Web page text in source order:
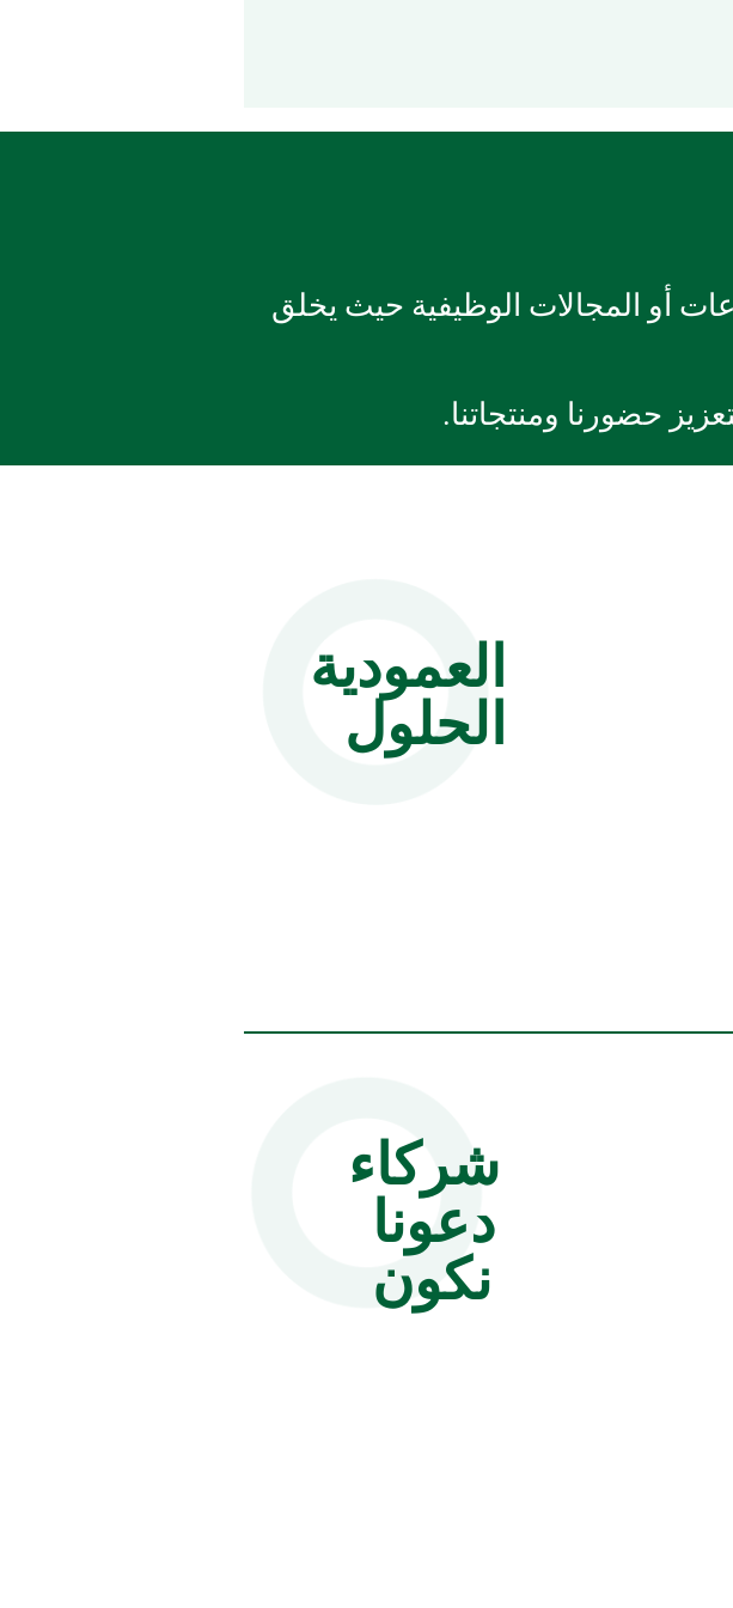
أو المجالات الوظيفية حيث يخلق
حضورنا ومنتجاتنا.
العمودية
الحلول
شركاء
دعونا
نكون